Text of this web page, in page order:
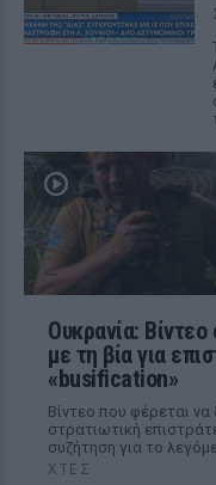
Ουκρανία:
με τη βία για
«busification»
Βίντεο που φέρεται να
στρατιωτική
συζήτηση για το
ΧΤΕΣ